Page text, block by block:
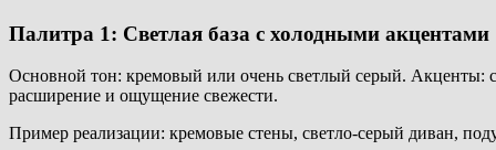
Палитра 1: Светлая база с холодными акцентами
Основной тон: кремовый или очень светлый серый. Акценты:
расширение и ощущение свежести.
Пример реализации: кремовые стены, светло-серый диван,